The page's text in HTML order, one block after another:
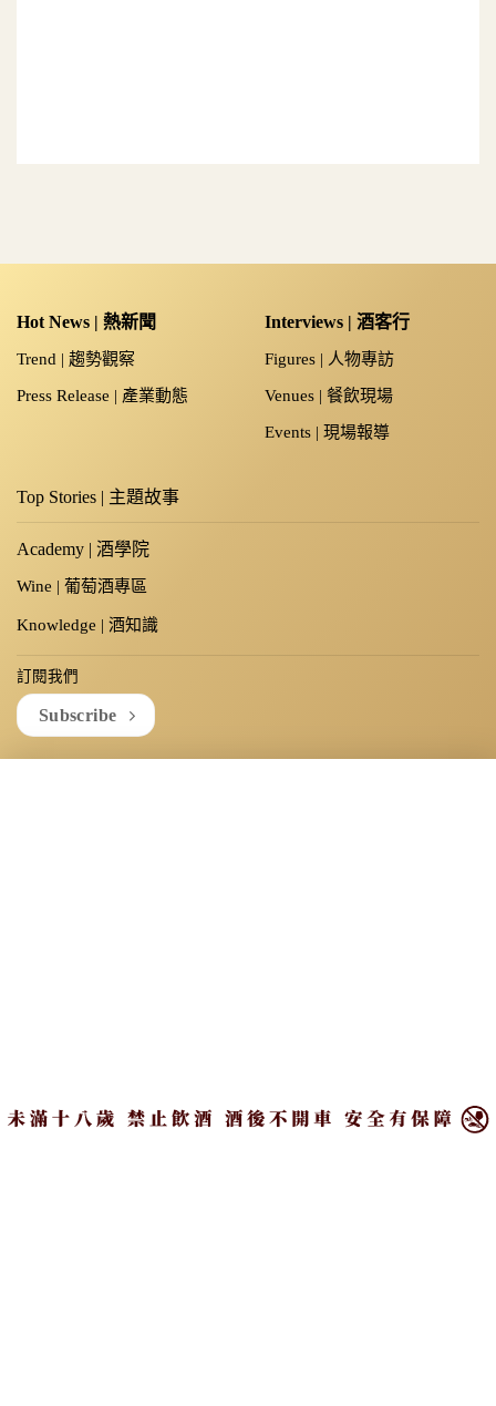
Hot News | 熱新聞
Trend | 趨勢觀察
Press Release | 產業動態
Interviews | 酒客行
Figures | 人物專訪
Venues | 餐飲現場
Events | 現場報導
Top Stories | 主題故事
Academy | 酒學院
Wine | 葡萄酒專區
Knowledge | 酒知識
訂閱我們
Subscribe